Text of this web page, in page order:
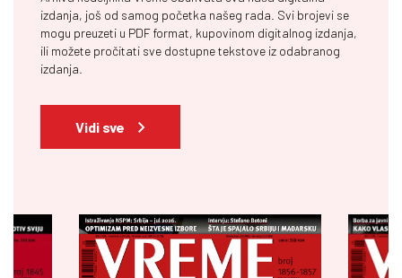
izdanja, još od samog početka našeg rada. Svi brojevi se
mogu preuzeti u PDF format, kupovinom digitalnog izdanja,
ili možete pročitati sve dostupne tekstove iz odabranog
izdanja.
Vidi sve